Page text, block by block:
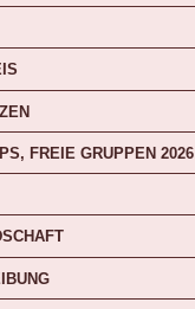
FREIE GRUPPEN 2026